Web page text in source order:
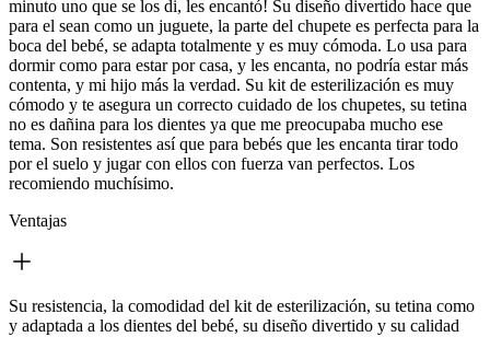
minuto uno que se los di, les encantó! Su diseño divertido hace que
para el sean como un juguete, la parte del chupete es perfecta para la
boca del bebé, se adapta totalmente y es muy cómoda. Lo usa para
dormir como para estar por casa, y les encanta, no podría estar más
contenta, y mi hijo más la verdad. Su kit de esterilización es muy
cómodo y te asegura un correcto cuidado de los chupetes, su tetina
no es dañina para los dientes ya que me preocupaba mucho ese
tema. Son resistentes así que para bebés que les encanta tirar todo
por el suelo y jugar con ellos con fuerza van perfectos. Los
recomiendo muchísimo.
Ventajas
Su resistencia, la comodidad del kit de esterilización, su tetina como
y adaptada a los dientes del bebé, su diseño divertido y su calidad